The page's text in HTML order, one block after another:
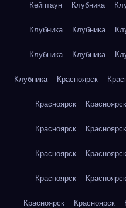
Кейптаун Клубника
Клубника Клубника
Клубника Клубника
Клубника Красноярск
Красноярск Красноярск
Красноярск Красноярск
Красноярск Красноярск
Красноярск Красноярск
Красноярск Красноярск